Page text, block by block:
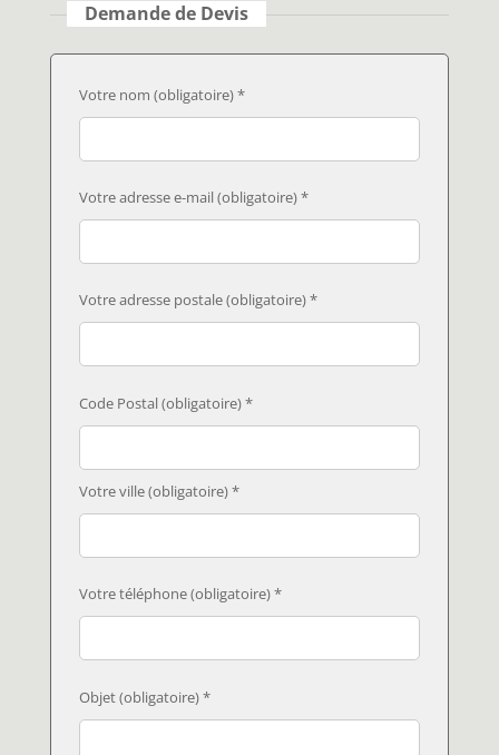
Demande de Devis
Votre nom (obligatoire) *
Votre adresse e-mail (obligatoire) *
Votre adresse postale (obligatoire) *
Code Postal (obligatoire) *
Votre ville (obligatoire) *
Votre téléphone (obligatoire) *
Objet (obligatoire) *